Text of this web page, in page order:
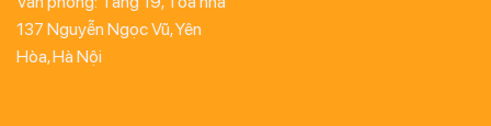
137 Nguyễn Ngọc Vũ, Yên
Hòa, Hà Nội